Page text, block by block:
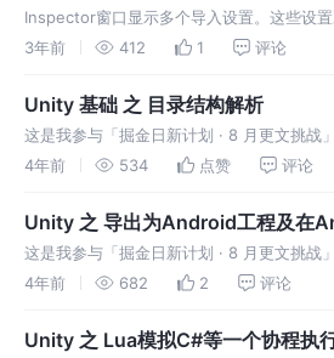
Inspector窗口显示多个导入设置。这些设
行为，质量，采样率，以及是否支持双声道
3年前 412 1 评论
Unity 基础 之 目录结构解析
这是我参与「掘金日新计划 · 8 月更文挑战
详情 一，Unity的资源数据加载 Resources
4年前 534 点赞 评论
Unity 之 导出为Android工程及在
记录
这是我参与「掘金日新计划 · 8 月更文挑战
详情 一，从Unity工程导出为Android工程
4年前 682 2 评论
Unity 之 Lua模拟C#等一个协程执